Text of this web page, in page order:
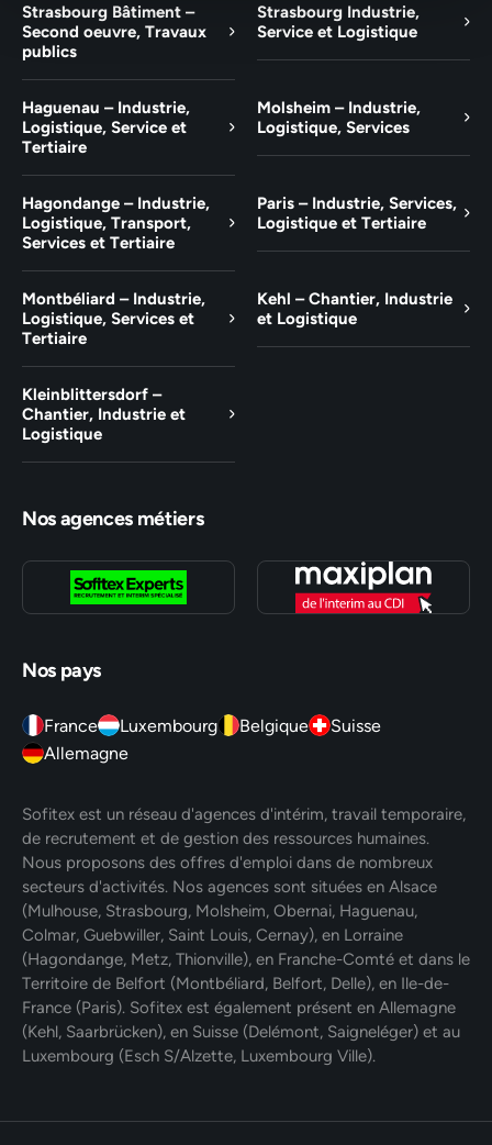
Strasbourg Bâtiment –
Second oeuvre, Travaux
publics
Strasbourg Industrie,
Service et Logistique
Haguenau – Industrie,
Logistique, Service et
Tertiaire
Molsheim – Industrie,
Logistique, Services
Hagondange – Industrie,
Logistique, Transport,
Services et Tertiaire
Paris – Industrie, Services,
Logistique et Tertiaire
Montbéliard – Industrie,
Logistique, Services et
Tertiaire
Kehl – Chantier, Industrie
et Logistique
Kleinblittersdorf –
Chantier, Industrie et
Logistique
Nos agences métiers
Nos pays
France Luxembourg Belgique
Suisse
Allemagne
Sofitex est un réseau d'agences d'intérim, travail temporaire,
de recrutement et de gestion des ressources humaines.
Nous proposons des offres d'emploi dans de nombreux
secteurs d'activités. Nos agences sont situées en Alsace
(Mulhouse, Strasbourg, Molsheim, Obernai, Haguenau,
Colmar, Guebwiller, Saint Louis, Cernay), en Lorraine
(Hagondange, Metz, Thionville), en Franche-Comté et dans le
Territoire de Belfort (Montbéliard, Belfort, Delle), en Ile-de-
France (Paris). Sofitex est également présent en Allemagne
(Kehl, Saarbrücken), en Suisse (Delémont, Saigneléger) et au
Luxembourg (Esch S/Alzette, Luxembourg Ville).